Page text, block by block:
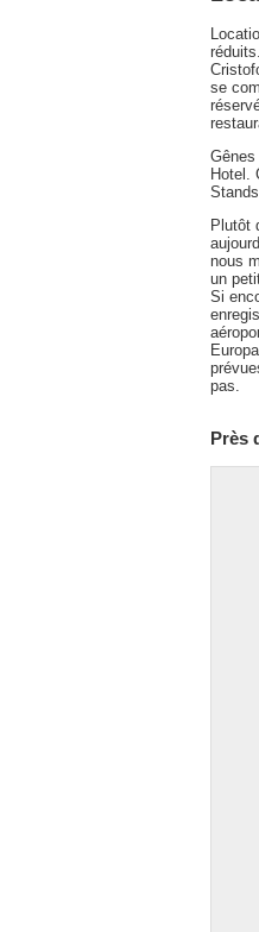
se
Gênes
Hotel.
Plutôt
nous
un
Si
pas.
Près